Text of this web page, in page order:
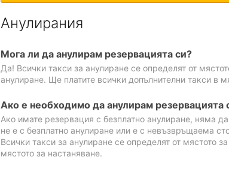
Анулирания
Мога ли да анулирам резервацията си?
Да! Всички такси за анулиране се определят от
анулиране. Ще платите всички допълнителни такси в
Ако е необходимо да анулирам резервацията
Ако имате резервация с безплатно анулиране, няма
не е с безплатно анулиране или е с невъзвръщаема
Всички такси за анулиране се определят от мястото
мястото за настаняване.